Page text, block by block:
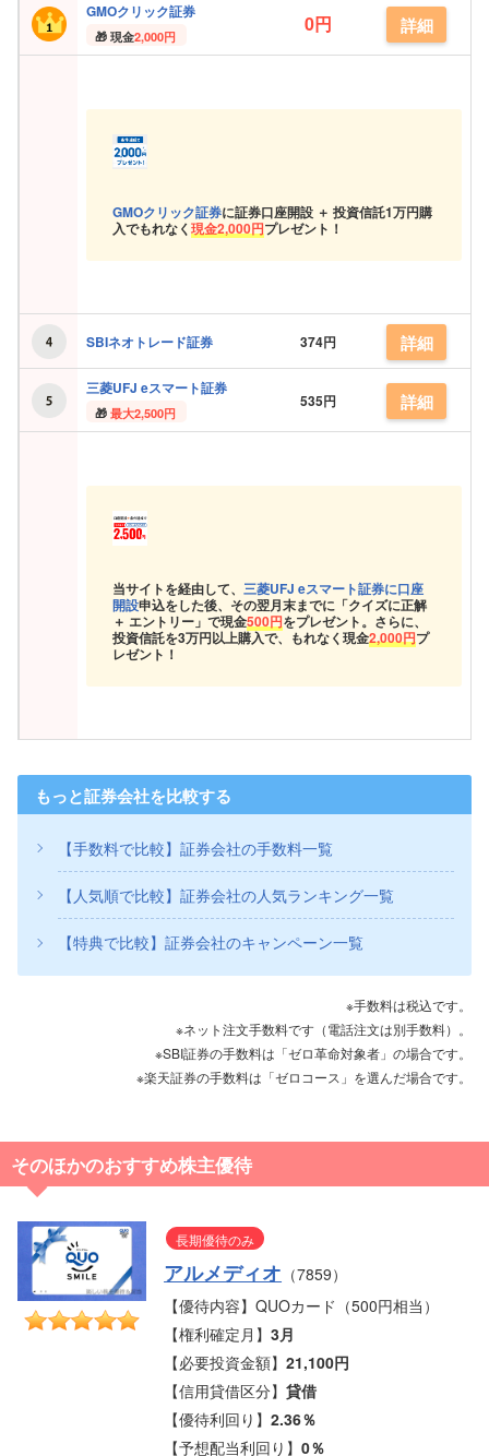
GMOクリック証券
現金2,000円 0円 詳細
GMOクリック証券に証券口座開設 ＋ 投資信託1万円購
入でもれなく現金2,000円プレゼント！
SBIネオトレード証券 374円 詳細
三菱UFJ eスマート証券
最大2,500円
535円 詳細
当サイトを経由して、 三菱UFJ eスマート証券に口座
開設申込をした後、その翌月末までに「クイズに正解
＋ エントリー」で現金500円をプレゼント。さらに、
投資信託を3万円以上購入で、もれなく現金2,000円プ
レゼント！
もっと証券会社を比較する
【手数料で比較】証券会社の手数料一覧
【人気順で比較】証券会社の人気ランキング一覧
【特典で比較】証券会社のキャンペーン一覧
※手数料は税込です。
※ネット注文手数料です（電話注文は別手数料）。
※SBI証券の手数料は「ゼロ革命対象者」の場合です。
※楽天証券の手数料は「ゼロコース」を選んだ場合です。
そのほかのおすすめ株主優待
長期優待のみ
アルメディオ （7859）
【優待内容】QUOカード（500円相当）
【権利確定月】3月
【必要投資金額】21,100円
【信用貸借区分】貸借
【優待利回り】2.36％
【予想配当利回り】0％